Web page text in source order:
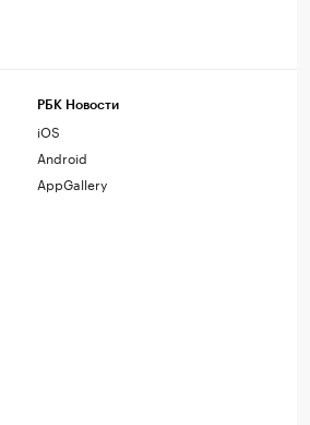
РБК Новости
iOS
Android
AppGallery